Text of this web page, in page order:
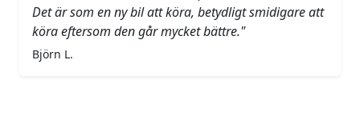
Det är som en ny bil att köra, betydligt smidigare att
köra eftersom den går mycket bättre."
Björn L.